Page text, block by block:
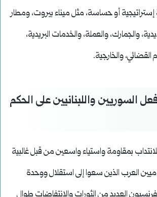
أو حساسة، مثل ميناء بيروت، ومطار
والجمارك، والعملة، والخدمات البريدية،
القضائي، والخارجية.
السوريين واللبنانيين على الحكم
بمقاومة واستياء واسعين من قبل غالبية
العرب الذين سعوا إلى استقلال ووحدة
العديد من الثورات والانتفاضات طوال